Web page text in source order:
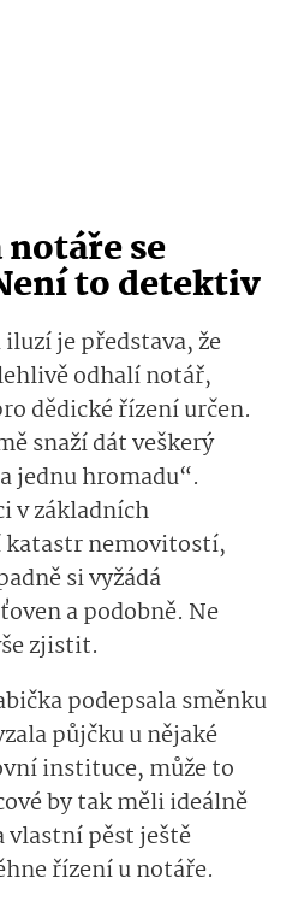
se
to detektiv
je představa, že
odhalí notář,
dědické řízení určen.
snaží dát veškerý
jednu hromadu“.
v základních
nemovitostí,
si vyžádá
a podobně. Ne
zjistit.
podepsala směnku
půjčku u nějaké
instituce, může to
by tak měli ideálně
vlastní pěst ještě
řízení u notáře.